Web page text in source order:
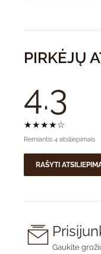
PIRKĖJŲ
4.3
★★★★☆
Remiantis 4 atsiliepimais
RAŠYTI
Gaukite